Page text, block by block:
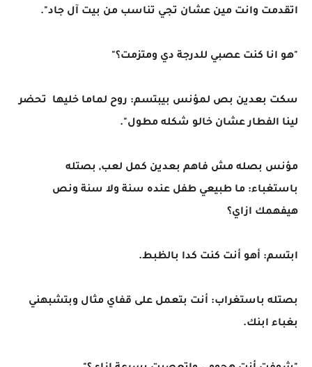
اتقدمت وانت مين عشان تجي تناسب من بيت آل جاد".
"هو انا كنت عصبي للدرجة دي ومتزمت؟"
سكت بعدين بص لمؤنس بيبتسم: روح لماما خليها تحضر
لينا الفطار عشان خالو شكله مطول".
مؤنس بصله مش فاهم بعدين كمل لعب, بصتله
باستغباء: ما طبيعي طفل عنده سنة ولا سنة ونص
هيفهمك ازاي؟
ابتسم: أهو أنت كنت كدا بالظبط.
بصتله باستغراب: أنت بتعمل على قفاي مثال وبتشبهني
بغباء ابنك.